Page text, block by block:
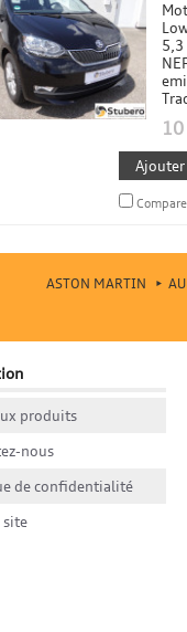
5,3
ASTON MARTIN
produits
nous
de confidentialité
site